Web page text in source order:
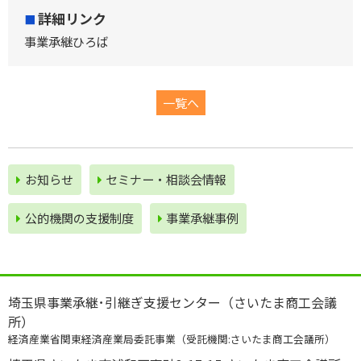
相
談
会
情
お
役
立
ち
詳細リンク
事業承継ひろば
一覧へ
お知らせ セミナー・相談会情報
公的機関の⽀援制度 事業承継事例
埼玉県事業承継･引継ぎ支援センター（さいたま商工会議
所）
経済産業省関東経済産業局委託事業（受託機関:さいたま商工会議所）